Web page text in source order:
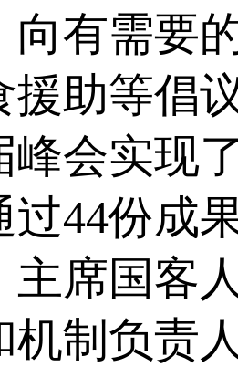
向有需要
援助等倡
峰会实现
过44份成
主席国客
机制负责